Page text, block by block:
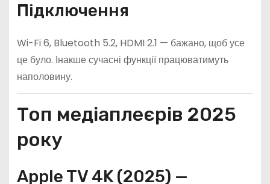
Підключення
Wi-Fi 6, Bluetooth 5.2, HDMI 2.1 — бажано, щоб усе
це було. Інакше сучасні функції працюватимуть
наполовину.
Топ медіаплеєрів 2025
року
Apple TV 4K (2025) —